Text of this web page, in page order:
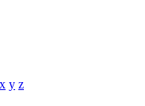
x y z